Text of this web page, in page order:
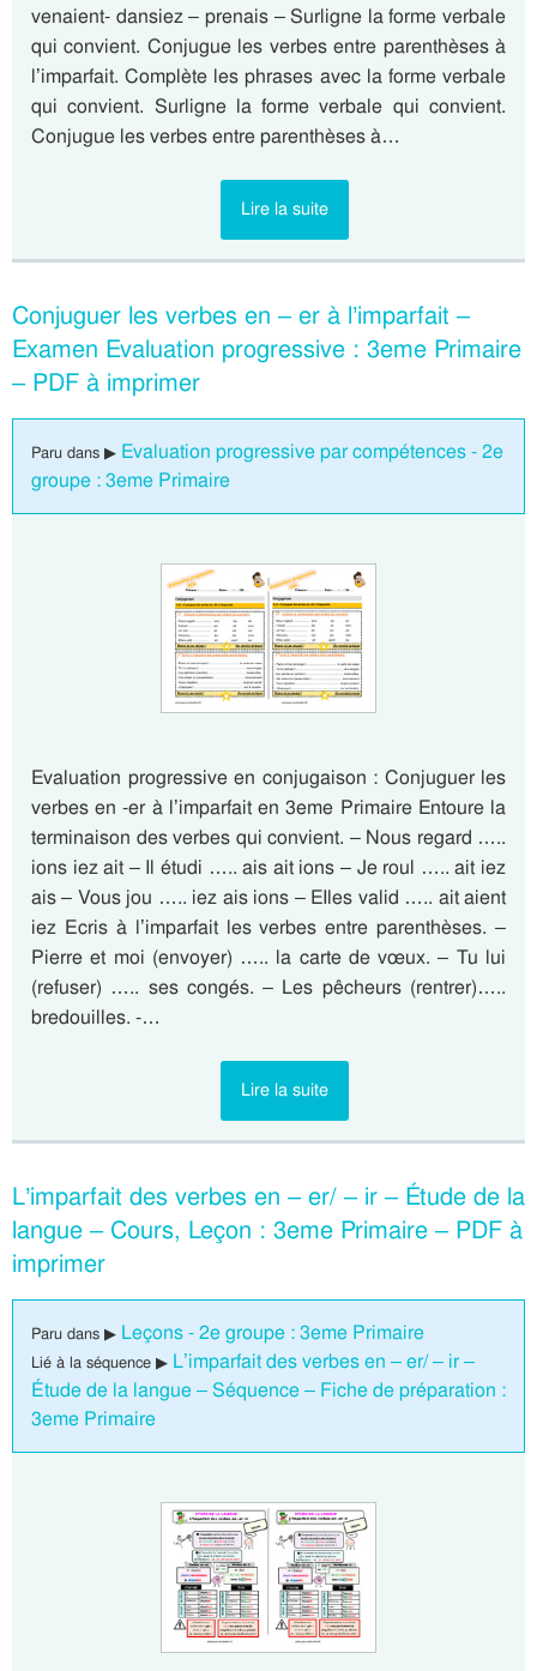
venaient- dansiez – prenais – Surligne la forme verbale
qui convient. Conjugue les verbes entre parenthèses à
l’imparfait. Complète les phrases avec la forme verbale
qui convient. Surligne la forme verbale qui convient.
Conjugue les verbes entre parenthèses à…
Lire la suite
Conjuguer les verbes en – er à l’imparfait –
Examen Evaluation progressive : 3eme Primaire
– PDF à imprimer
Paru dans ▶ Evaluation progressive par compétences - 2e
groupe : 3eme Primaire
Evaluation progressive en conjugaison : Conjuguer les
verbes en -er à l’imparfait en 3eme Primaire Entoure la
terminaison des verbes qui convient. – Nous regard …..
ions iez ait – Il étudi ….. ais ait ions – Je roul ….. ait iez
ais – Vous jou ….. iez ais ions – EIles valid ….. ait aient
iez Ecris à l’imparfait les verbes entre parenthèses. –
Pierre et moi (envoyer) ….. la carte de vœux. – Tu lui
(refuser) ….. ses congés. – Les pêcheurs (rentrer)…..
bredouilles. -…
Lire la suite
L’imparfait des verbes en – er/ – ir – Étude de la
langue – Cours, Leçon : 3eme Primaire – PDF à
imprimer
Paru dans ▶ Leçons - 2e groupe : 3eme Primaire
Lié à la séquence ▶ L’imparfait des verbes en – er/ – ir –
Étude de la langue – Séquence – Fiche de préparation :
3eme Primaire